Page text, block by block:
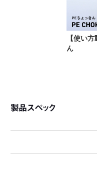
製品スペック